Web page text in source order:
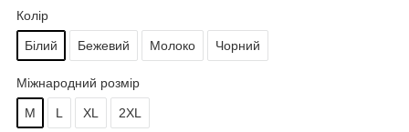
Колір
Білий Бежевий Молоко Чорний
Міжнародний розмір
M L XL 2XL